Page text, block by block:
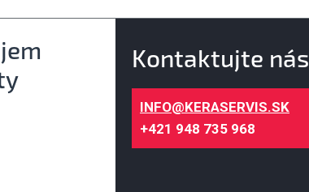
Kontaktujte nás
INFO@KERASERVIS.SK
+421 948 735 968